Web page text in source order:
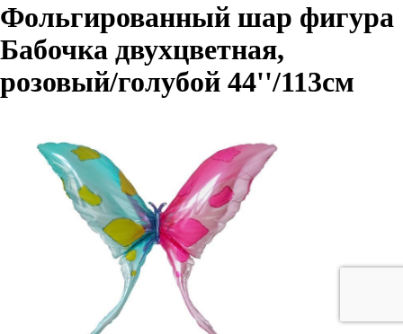
Фольгированный шар фигура
Бабочка двухцветная,
розовый/голубой 44''/113см